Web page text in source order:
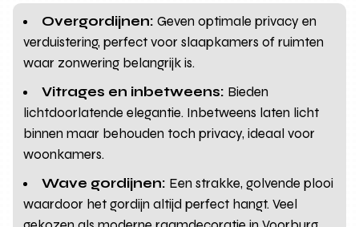
Overgordijnen: Geven optimale privacy en
verduistering, perfect voor slaapkamers of ruimten
waar zonwering belangrijk is.
Vitrages en inbetweens: Bieden
lichtdoorlatende elegantie. Inbetweens laten licht
binnen maar behouden toch privacy, ideaal voor
woonkamers.
Wave gordijnen: Een strakke, golvende plooi
waardoor het gordijn altijd perfect hangt. Veel